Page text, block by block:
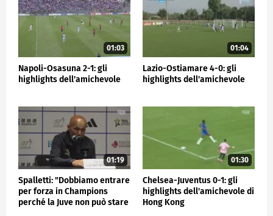
01:03
Napoli-Osasuna 2-1: gli
highlights dell'amichevole
01:04
Lazio-Ostiamare 4-0: gli
highlights dell'amichevole
01:19
Spalletti: "Dobbiamo entrare
per forza in Champions
perché la Juve non può stare
01:30
Chelsea-Juventus 0-1: gli
highlights dell'amichevole di
Hong Kong